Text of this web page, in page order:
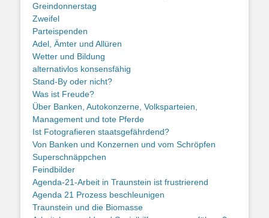
Greindonnerstag
Zweifel
Parteispenden
Adel, Ämter und Allüren
Wetter und Bildung
alternativlos konsensfähig
Stand-By oder nicht?
Was ist Freude?
Über Banken, Autokonzerne, Volksparteien,
Management und tote Pferde
Ist Fotografieren staatsgefährdend?
Von Banken und Konzernen und vom Schröpfen
Superschnäppchen
Feindbilder
Agenda-21-Arbeit in Traunstein ist frustrierend
Agenda 21 Prozess beschleunigen
Traunstein und die Biomasse